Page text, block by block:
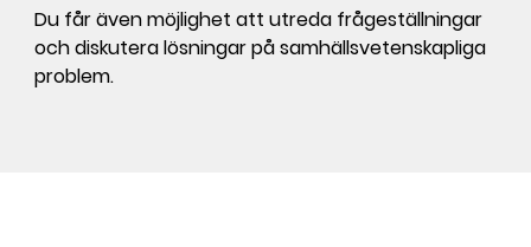
Du får även möjlighet att utreda frågeställningar
och diskutera lösningar på samhällsvetenskapliga
problem.